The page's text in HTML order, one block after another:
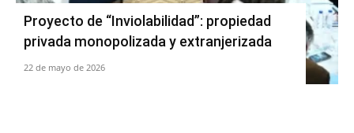
Proyecto de “Inviolabilidad”: propiedad
privada monopolizada y extranjerizada
22 de mayo de 2026